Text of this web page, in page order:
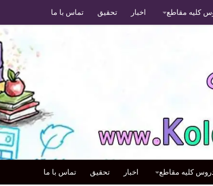
کلیه مقاطع اخبار تحقیق تماس با ما
دروس کلیه مقاطع اخبار تحقیق تماس با ما